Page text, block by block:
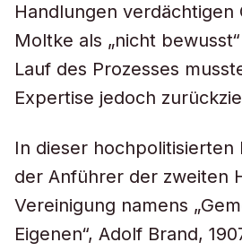
Handlungen verdächtigen
Moltke als „nicht
Lauf des Prozesses
Expertise jedoch
In dieser hochpolitisierten
der Anführer der zweiten
Vereinigung namens
Eigenen“, Adolf Brand,